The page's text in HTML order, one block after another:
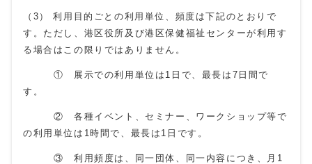
（3） 利用目的ごとの利用単位、頻度は下記のとおりで
す。ただし、港区役所及び港区保健福祉センターが利用す
る場合はこの限りではありません。
① 展示での利用単位は1日で、最長は7日間で
す。
② 各種イベント、セミナー、ワークショップ等で
の利用単位は1時間で、最長は1日です。
③ 利用頻度は、同一団体、同一内容につき、月1